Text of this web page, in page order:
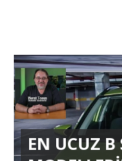
EN UCUZ